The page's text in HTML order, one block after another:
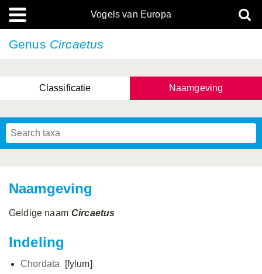
Vogels van Europa
Genus Circaetus
Classificatie Naamgeving
Naamgeving
Geldige naam Circaetus
Indeling
Chordata
[fylum]